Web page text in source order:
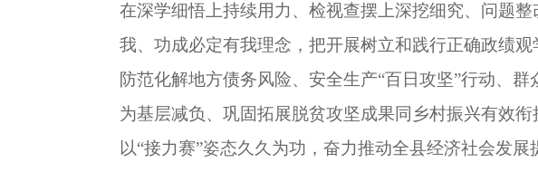
在深学细悟上持续用力、检视查摆上深挖细究、问题
我、功成必定有我理念，把开展树立和践行正确政绩
防范化解地方债务风险、安全生产“百日攻坚”行动、
为基层减负、巩固拓展脱贫攻坚成果同乡村振兴有效
以“接力赛”姿态久久为功，奋力推动全县经济社会发